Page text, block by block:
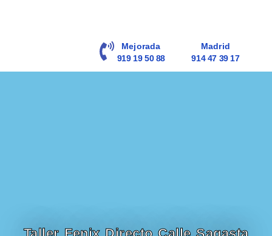
Mejorada
919 19 50 88
Madrid
914 47 39 17